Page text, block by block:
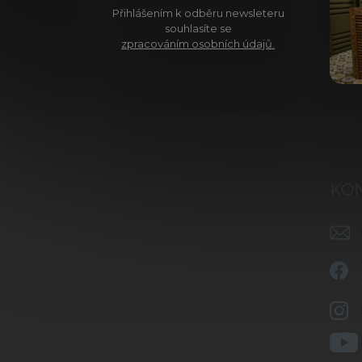
Přihlášením k odběru newsleteru
souhlasíte se
zpracováním osobních údajů.